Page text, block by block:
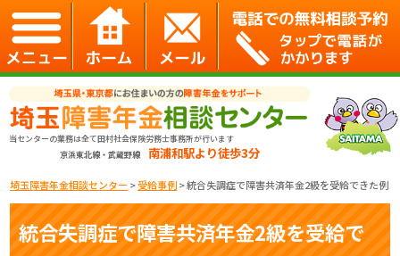
当センターの業務は全て田村社会保険労務士事務所が行います
京浜東北線・武蔵野線 南浦和駅より徒歩3分
埼玉障害年金相談センター >受給事例>統合失調症で障害共済年金2級を受給できた例
統合失調症で障害共済年金2級を受給で